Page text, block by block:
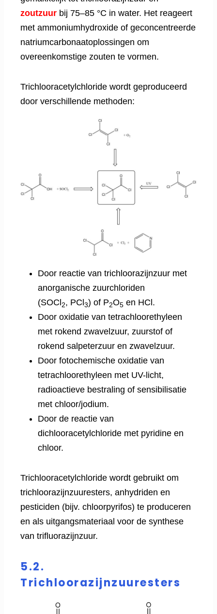
zoutzuur bij 75–85 °C in water. Het reageert
met ammoniumhydroxide of geconcentreerde
natriumcarbonaatoplossingen om
overeenkomstige zouten te vormen.
Trichlooracetylchloride wordt geproduceerd
door verschillende methoden:
Door reactie van trichloorazijnzuur met
anorganische zuurchloriden
(SOCl 2, PCl 3) of P2O5 en HCl.
Door oxidatie van tetrachloorethyleen
met rokend zwavelzuur, zuurstof of
rokend salpeterzuur en zwavelzuur.
Door fotochemische oxidatie van
tetrachloorethyleen met UV-licht,
radioactieve bestraling of sensibilisatie
met chloor/jodium.
Door de reactie van
dichlooracetylchloride met pyridine en
chloor.
Trichlooracetylchloride wordt gebruikt om
trichloorazijnzuuresters, anhydriden en
pesticiden (bijv. chloorpyrifos) te produceren
en als uitgangsmateriaal voor de synthese
van trifluorazijnzuur.
5.2.
Trichloorazijnzuuresters